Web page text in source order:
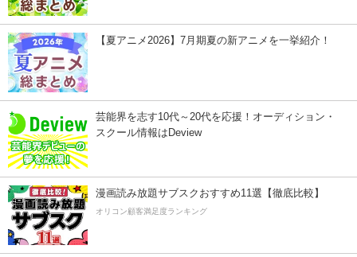
【夏アニメ2026】7月期夏の新アニメを一挙紹介！
芸能界を志す10代～20代を応援！オーディション・
スクール情報はDeview
漫画読み放題サブスクおすすめ11選【徹底比較】
オリコン顧客満足度ランキング